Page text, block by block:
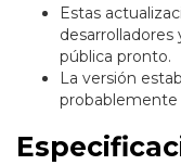
Estas
pública pronto.
La versión